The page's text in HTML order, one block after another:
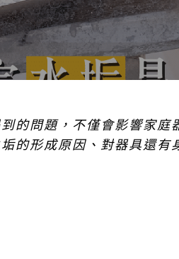
的問題，不僅會影響家
的形成原因、對器具還有